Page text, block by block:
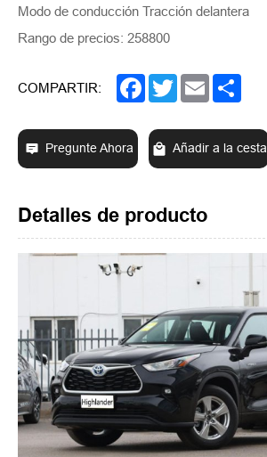
Modo de conducción Tracción delantera
Rango de precios: 258800
COMPARTIR: Facebook
TwitterEmail
Pregunte Ahora Añadir a la cesta
Detalles de producto